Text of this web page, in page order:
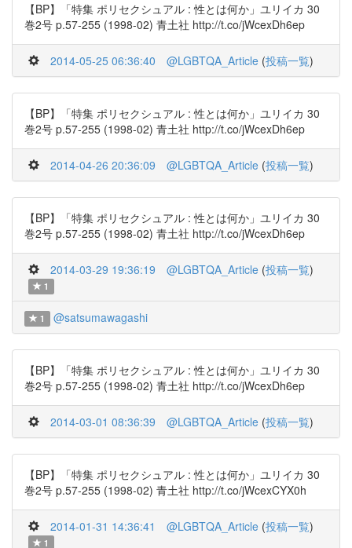
【BP】「特集 ポリセクシュアル : 性とは何か」ユリイカ 30
巻2号 p.57-255 (1998-02) 青土社 http://t.co/jWcexDh6ep
2014-05-25 06:36:40 @LGBTQA_Article (投稿一覧)
【BP】「特集 ポリセクシュアル : 性とは何か」ユリイカ 30
巻2号 p.57-255 (1998-02) 青土社 http://t.co/jWcexDh6ep
2014-04-26 20:36:09 @LGBTQA_Article (投稿一覧)
【BP】「特集 ポリセクシュアル : 性とは何か」ユリイカ 30
巻2号 p.57-255 (1998-02) 青土社 http://t.co/jWcexDh6ep
2014-03-29 19:36:19 @LGBTQA_Article (投稿一覧)
1
1 @satsumawagashi
【BP】「特集 ポリセクシュアル : 性とは何か」ユリイカ 30
巻2号 p.57-255 (1998-02) 青土社 http://t.co/jWcexDh6ep
2014-03-01 08:36:39 @LGBTQA_Article (投稿一覧)
【BP】「特集 ポリセクシュアル : 性とは何か」ユリイカ 30
巻2号 p.57-255 (1998-02) 青土社 http://t.co/jWcexCYX0h
2014-01-31 14:36:41 @LGBTQA_Article (投稿一覧)
1